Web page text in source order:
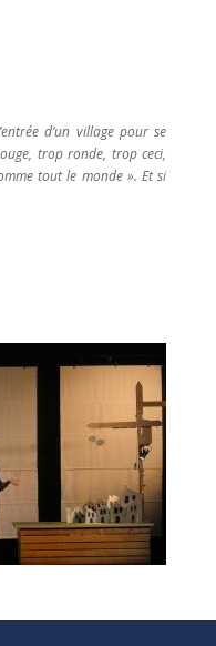
d’un village pour se
trop ronde, trop ceci,
tout le monde ». Et si